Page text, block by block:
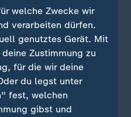
welche Zwecke wir
verarbeiten dürfen.
genutztes Gerät. Mit
Zustimmung zu
für die wir deine
du legst unter
fest, welchen
gibst und